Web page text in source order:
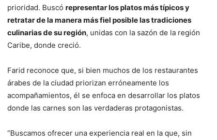
prioridad. Buscó representar los platos más típicos y
retratar de la manera más fiel posible las tradiciones
culinarias de su región, unidas con la sazón de la región
Caribe, donde creció.
Farid reconoce que, si bien muchos de los restaurantes
árabes de la ciudad priorizan erróneamente los
acompañamientos, él se enfoca en desarrollar los platos
donde las carnes son las verdaderas protagonistas.
“Buscamos ofrecer una experiencia real en la que, sin